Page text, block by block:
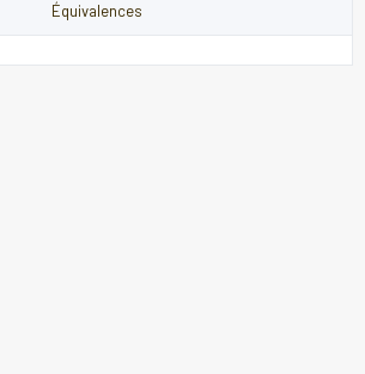
Équivalences